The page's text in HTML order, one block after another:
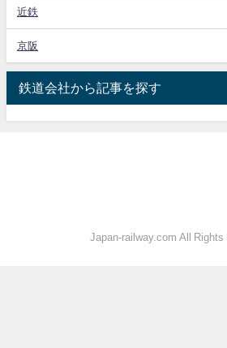
近鉄
京阪
鉄道会社から記事を探す
Japan-railway.com All Rights